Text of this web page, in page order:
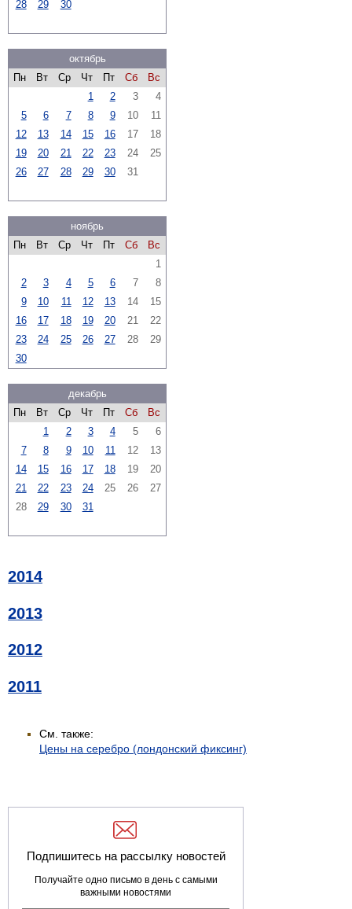
28 29 30
октябрь
Пн
Вт Ср Чт Пт Сб
Вс
1
2 3
4
5
6 7 8 9 10
11
12
13 14 15 16 17
18
19
20 21 22 23 24
25
26
27 28 29 30 31
ноябрь
Пн
Вт Ср Чт Пт Сб
Вс
1
2
3 4 5 6 7
8
9
10 11 12 13 14
15
16
17 18 19 20 21
22
23
24 25 26 27 28
29
30
декабрь
Пн
Вт Ср Чт Пт Сб
Вс
1
2 3 4 5
6
7
8 9 10 11 12
13
14
15 16 17 18 19
20
21
22 23 24 25 26
27
28
29 30 31
2014
2013
2012
2011
См. также:
Цены на серебро (лондонский фиксинг)
Подпишитесь на рассылку новостей
Получайте одно письмо в день с самыми
важными новостями